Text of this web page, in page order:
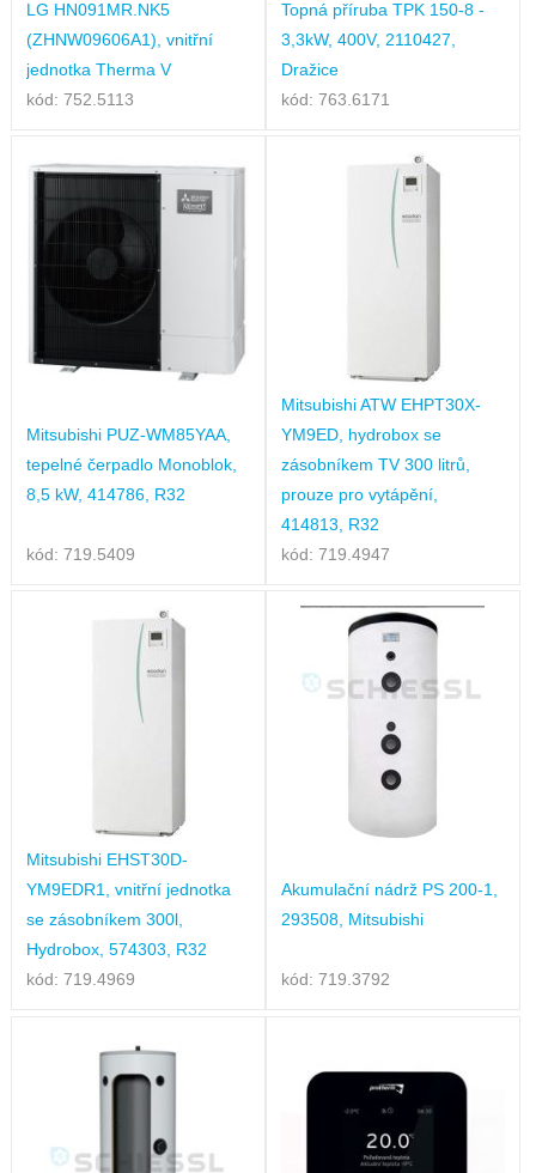
LG HN091MR.NK5
(ZHNW09606A1), vnitřní
jednotka Therma V
kód: 752.5113
Topná příruba TPK 150-8 -
3,3kW, 400V, 2110427,
Dražice
kód: 763.6171
Mitsubishi PUZ-WM85YAA,
tepelné čerpadlo Monoblok,
8,5 kW, 414786, R32
kód: 719.5409
Mitsubishi ATW EHPT30X-
YM9ED, hydrobox se
zásobníkem TV 300 litrů,
prouze pro vytápění,
414813, R32
kód: 719.4947
Mitsubishi EHST30D-
YM9EDR1, vnitřní jednotka
se zásobníkem 300l,
Hydrobox, 574303, R32
kód: 719.4969
Akumulační nádrž PS 200-1,
293508, Mitsubishi
kód: 719.3792